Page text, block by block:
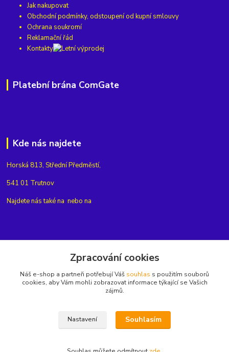
Jak nakupovat
Obchodní podmínky, odstoupení od kupní smlouvy
Ochrana soukromí
Reklamační řád
Kontakty
Platební brána ComGate
Kde nás najdete
Horská 813, Střední Předměstí,
541 01 Trutnov
Najdete nás také na nebo na
+420775654704
Zpracování cookies
Náš e-shop a partneři potřebují Váš souhlas s použitím souborů
cookies, aby Vám mohli zobrazovat informace týkající se Vašich
zájmů.
Nastavení Souhlasím